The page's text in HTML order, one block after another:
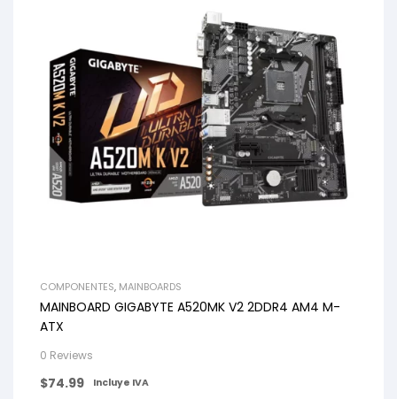
COMPONENTES, MAINBOARDS
MAINBOARD GIGABYTE A520MK V2 2DDR4 AM4 M-
ATX
0 Reviews
$74.99 Incluye IVA